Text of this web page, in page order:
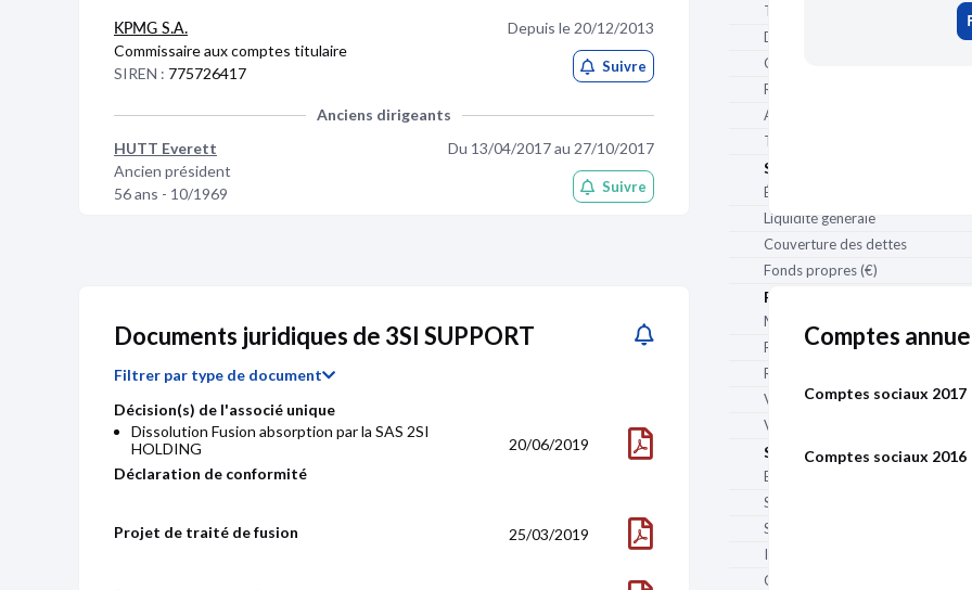
Effectif
Trésorerie (€)
Dettes financières (€)
Capacité de remboursement
Ratio d'endettement (Gearing)
Autonomie financière (%)
Taux de levier (DFN/EBITDA)
Solvabilité
État des dettes à 1 an au plus (€)
Liquidité générale
Couverture des dettes
Fonds propres (€)
Rentabilité
Marge nette (%)
Rentabilité sur fonds propres (%)
Rentabilité économique (%)
Valeur ajoutée (€)
Valeur ajoutée / CA (%)
Structure d'activité
Effectif
Salaires et charges sociales (€)
Salaires / CA (%)
Impôts et taxes (€)
Chiffre d'affaires à l'export (€)
KPMG S.A.
Commissaire aux comptes titulaire
SIREN : 775726417
Depuis le 20/12/2013
Suivre
Anciens dirigeants
HUTT Everett
Ancien président
56 ans - 10/1969
Du 13/04/2017 au 27/10/2017
Suivre
Documents juridiques de 3SI SUPPORT
Filtrer par type de document
Décision(s) de l'associé unique
Dissolution Fusion absorption par la SAS 2SI
HOLDING
Déclaration de conformité
20/06/2019
Projet de traité de fusion 25/03/2019
Comptes
Comptes sociaux 2017
Comptes sociaux 2016